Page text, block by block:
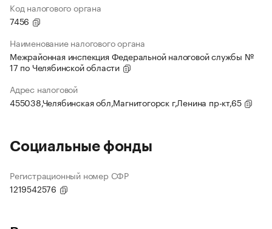
Код налогового органа
7456
Наименование налогового органа
Межрайонная инспекция Федеральной налоговой службы №
17 по Челябинской области
Адрес налоговой
455038,Челябинская обл,Магнитогорск г,Ленина пр-кт,65
Социальные фонды
Регистрационный номер СФР
1219542576